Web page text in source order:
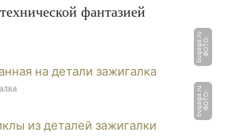
фантазией
Ф
О
Т
О:
b
u
g
a
g
a.
r
u
Ф
О
Т
О:
b
u
g
a
g
a.
r
u